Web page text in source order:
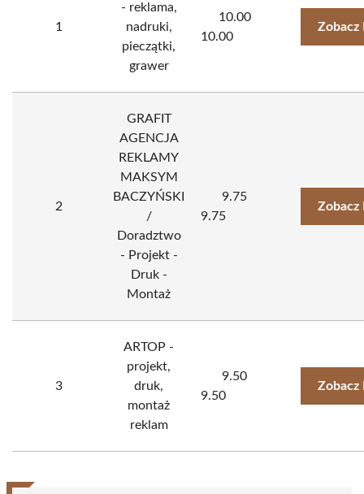
1
- reklama,
nadruki,
pieczątki,
grawer
10.00
10.00
Zobacz
2
GRAFIT
AGENCJA
REKLAMY
MAKSYM
BACZYŃSKI
/
Doradztwo
- Projekt -
Druk -
Montaż
9.75
9.75
Zobacz
3
ARTOP -
projekt,
druk,
montaż
reklam
9.50
9.50
Zobacz